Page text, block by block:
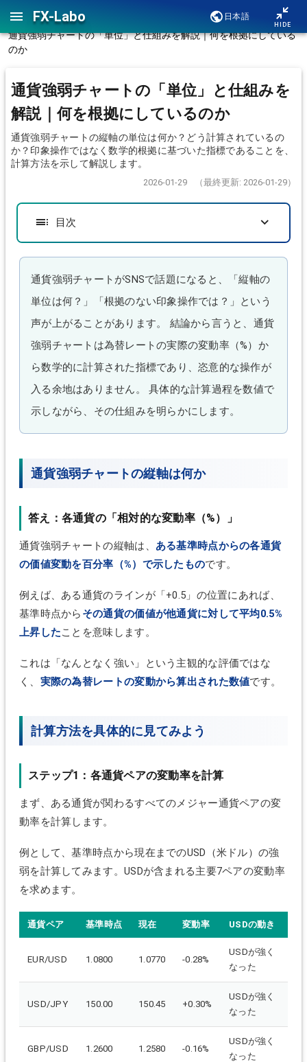
FX-Labo 日本語
HIDE
ホーム / FXガイド
通貨強弱チャートの「単位」と仕組みを解説｜何を根拠にしている
のか
通貨強弱チャートの「単位」と仕組みを
解説｜何を根拠にしているのか
通貨強弱チャートの縦軸の単位は何か？どう計算されているの
か？印象操作ではなく数学的根拠に基づいた指標であることを、
計算方法を示して解説します。
2026-01-29 （最終更新: 2026-01-29）
目次
通貨強弱チャートがSNSで話題になると、「縦軸の
単位は何？」「根拠のない印象操作では？」という
声が上がることがあります。 結論から言うと、通貨
強弱チャートは為替レートの実際の変動率（%）か
ら数学的に計算された指標であり、恣意的な操作が
入る余地はありません。 具体的な計算過程を数値で
示しながら、その仕組みを明らかにします。
通貨強弱チャートの縦軸は何か
答え：各通貨の「相対的な変動率（%）」
通貨強弱チャートの縦軸は、 ある基準時点からの各通貨
の価値変動を百分率（%）で示したものです。
例えば、ある通貨のラインが「+0.5」の位置にあれば、
基準時点から その通貨の価値が他通貨に対して平均0.5%
上昇したことを意味します。
これは「なんとなく強い」という主観的な評価ではな
く、 実際の為替レートの変動から算出された数値です。
計算方法を具体的に見てみよう
ステップ1：各通貨ペアの変動率を計算
まず、ある通貨が関わるすべてのメジャー通貨ペアの変
動率を計算します。
例として、基準時点から現在までのUSD（米ドル）の強
弱を計算してみます。USDが含まれる主要7ペアの変動率
を求めます。
通貨ペア 基準時点 現在 変動率 USDの動き
EUR/USD 1.0800 1.0770 -0.28%
USDが強く
なった
USD/JPY 150.00 150.45 +0.30%
USDが強く
なった
GBP/USD 1.2600 1.2580 -0.16%
USDが強く
なった